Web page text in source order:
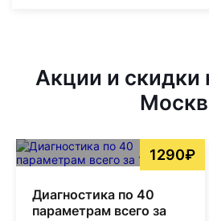
Акции и скидки
1290₽
Диагностика по 40
параметрам всего за